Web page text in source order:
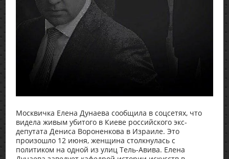
Москвичка Елена Дунаева сообщила в соцсетях, что
видела живым убитого в Киеве российского экс-
депутата Дениса Вороненкова в Израиле. Это
произошло 12 июня, женщина столкнулась с
политиком на одной из улиц Тель-Авива. Елена